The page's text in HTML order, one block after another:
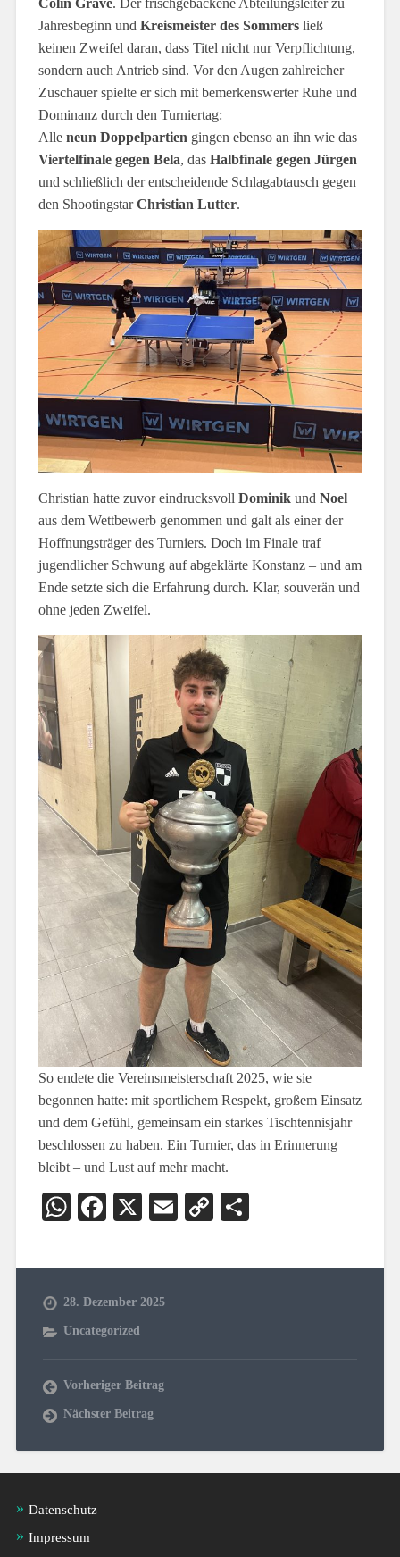
Jahresbeginn und Kreismeister des Sommersließ
keinen Zweifel daran, dass Titel nicht nur Verpflichtung,
sondern auch Antrieb sind. Vor den Augen zahlreicher
Zuschauer spielte er sich mit bemerkenswerter Ruhe und
Dominanz durch den Turniertag:
Alle neun Doppelpartien gingen ebenso an ihn wie das
Viertelfinale gegen Bela, das Halbfinale gegen Jürgen
und schließlich der entscheidende Schlagabtausch gegen
den ShootingstarChristian Lutter.
Christian hatte zuvor eindrucksvoll Dominikund Noel
aus dem Wettbewerb genommen und galt als einer der
Hoffnungsträger des Turniers. Doch im Finale traf
jugendlicher Schwung auf abgeklärte Konstanz – und am
Ende setzte sich die Erfahrung durch. Klar, souverän und
ohne jeden Zweifel.
So endete die Vereinsmeisterschaft 2025, wie sie
begonnen hatte: mit sportlichem Respekt, großem Einsatz
und dem Gefühl, gemeinsam ein starkes Tischtennisjahr
beschlossen zu haben. Ein Turnier, das in Erinnerung
bleibt – und Lust auf mehr macht.
WhatsApp
Facebook
X EmailCopy
28. Dezember 2025
Uncategorized
Vorheriger Beitrag
Nächster Beitrag
Datenschutz
Impressum